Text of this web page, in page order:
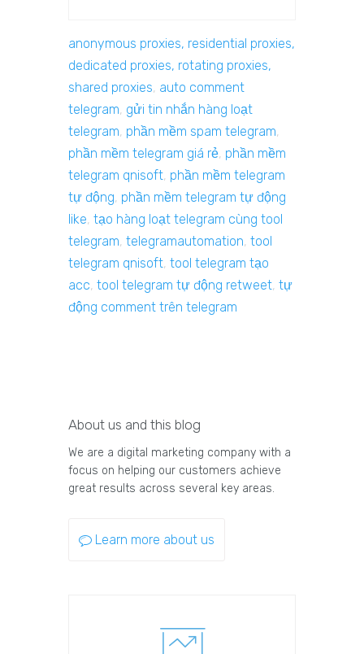
anonymous proxies, residential proxies,
dedicated proxies, rotating proxies,
shared proxies, auto comment
telegram, gửi tin nhắn hàng loạt
telegram, phần mềm spam telegram,
phần mềm telegram giá rẻ, phần mềm
telegram qnisoft, phần mềm telegram
tự động, phần mềm telegram tự động
like, tạo hàng loạt telegram cùng tool
telegram, telegramautomation, tool
telegram qnisoft, tool telegram tạo
acc, tool telegram tự động retweet, tự
động comment trên telegram
About us and this blog
We are a digital marketing company with a
focus on helping our customers achieve
great results across several key areas.
Learn more about us